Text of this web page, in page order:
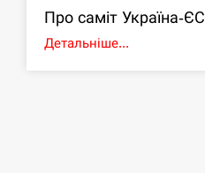
Про саміт Україна-ЄС
Детальніше...